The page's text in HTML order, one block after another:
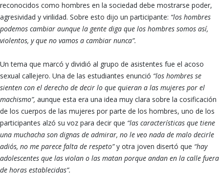
reconocidos como hombres en la sociedad debe mostrarse poder,
agresividad y virilidad. Sobre esto dijo un participante: “los hombres
podemos cambiar aunque la gente diga que los hombres somos así,
violentos, y que no vamos a cambiar nunca”.
Un tema que marcó y dividió al grupo de asistentes fue el acoso
sexual callejero. Una de las estudiantes enunció “los hombres se
sienten con el derecho de decir lo que quieran a las mujeres por el
machismo”, aunque esta era una idea muy clara sobre la cosificación
de los cuerpos de las mujeres por parte de los hombres, uno de los
participantes alzó su voz para decir que “las características que tiene
una muchacha son dignas de admirar, no le veo nada de malo decirle
adiós, no me parece falta de respeto”y otra joven disertó que “hay
adolescentes que las violan o las matan porque andan en la calle fuera
de horas establecidas”.